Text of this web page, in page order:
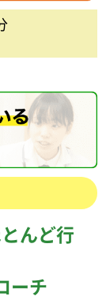
んど行
ーチ